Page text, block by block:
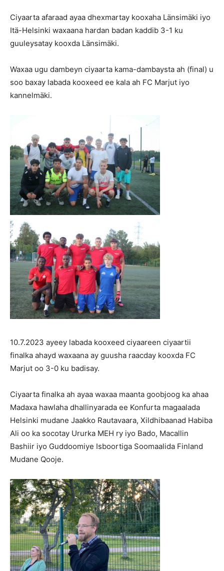
Ciyaarta afaraad ayaa dhexmartay kooxaha Länsimäki iyo
Itä-Helsinki waxaana hardan badan kaddib 3-1 ku
guuleysatay kooxda Länsimäki.
Waxaa ugu dambeyn ciyaarta kama-dambaysta ah (final) u
soo baxay labada kooxeed ee kala ah FC Marjut iyo
kannelmäki.
10.7.2023 ayeey labada kooxeed ciyaareen ciyaartii
finalka ahayd waxaana ay guusha raacday kooxda FC
Marjut oo 3-0 ku badisay.
Ciyaarta finalka ah ayaa waxaa maanta goobjoog ka ahaa
Madaxa hawlaha dhallinyarada ee Konfurta magaalada
Helsinki mudane Jaakko Rautavaara, Xildhibaanad Habiba
Ali oo ka socotay Ururka MEH ry iyo Bado, Macallin
Bashiir iyo Guddoomiye Isboortiga Soomaalida Finland
Mudane Qooje.